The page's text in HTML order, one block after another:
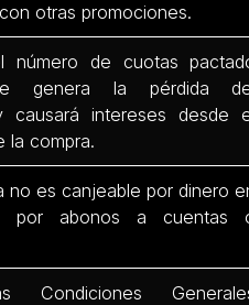
otras promociones.
número de cuotas
genera la pérdida
causará intereses desde
la compra.
no es canjeable por dinero
por abonos a cuentas
Condiciones